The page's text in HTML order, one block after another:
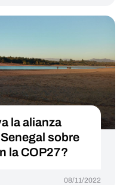
la alianza
sobre
la COP27?
08/11/2022